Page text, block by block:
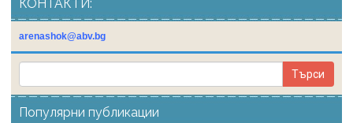
КОНТАКТИ:
arenashok@abv.bg
Популярни публикации